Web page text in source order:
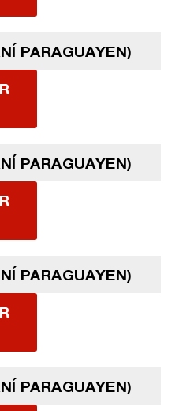
PARAGUAYEN)
PARAGUAYEN)
PARAGUAYEN)
PARAGUAYEN)